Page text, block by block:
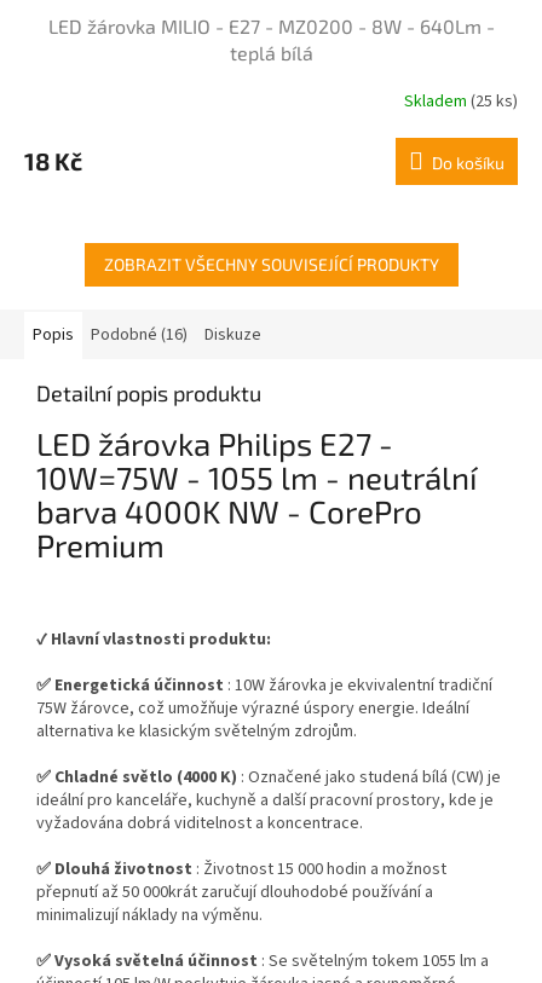
LED žárovka MILIO - E27 - MZ0200 - 8W - 640Lm -
teplá bílá
produktu
je
Skladem(25 ks)
18 Kč Do košíku
ZOBRAZIT VŠECHNY SOUVISEJÍCÍ PRODUKTY
Popis Podobné (16) Diskuze
Detailní popis produktu
LED žárovka Philips E27 -
10W=75W - 1055 lm - neutrální
barva 4000K NW - CorePro
Premium
✔️ Hlavní vlastnosti produktu:
✅ Energetická účinnost : 10W žárovka je ekvivalentní tradiční
75W žárovce, což umožňuje výrazné úspory energie. Ideální
alternativa ke klasickým světelným zdrojům.
✅ Chladné světlo (4000 K) : Označené jako studená bílá (CW) je
ideální pro kanceláře, kuchyně a další pracovní prostory, kde je
vyžadována dobrá viditelnost a koncentrace.
✅ Dlouhá životnost : Životnost 15 000 hodin a možnost
přepnutí až 50 000krát zaručují dlouhodobé používání a
minimalizují náklady na výměnu.
✅ Vysoká světelná účinnost : Se světelným tokem 1055 lm a